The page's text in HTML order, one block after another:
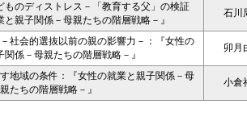
ものディストレス－「教育する父」の検証
と親子関係－母親たちの階層戦略－』
石川
社会的選抜以前の親の影響力－：『女性の
関係－母親たちの階層戦略－』
卯月
地域の条件：『女性の就業と親子関係－母
親たちの階層戦略－』
小倉